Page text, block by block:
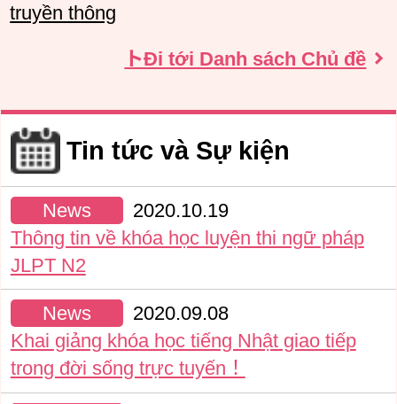
truyền thông
トĐi tới Danh sách Chủ đề
Tin tức và Sự kiện
News
2020.10.19
Thông tin về khóa học luyện thi ngữ pháp
JLPT N2
News
2020.09.08
Khai giảng khóa học tiếng Nhật giao tiếp
trong đời sống trực tuyến！